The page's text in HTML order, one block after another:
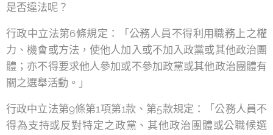
是否違法呢？
行政中立法第6條規定：「公務人員不得利用職務上之權
力、機會或方法，使他人加入或不加入政黨或其他政治團
體；亦不得要求他人參加或不參加政黨或其他政治團體有
關之選舉活動。」
行政中立法第9條第1項第1款、第5款規定：「公務人員不
得為支持或反對特定之政黨、其他政治團體或公職候選